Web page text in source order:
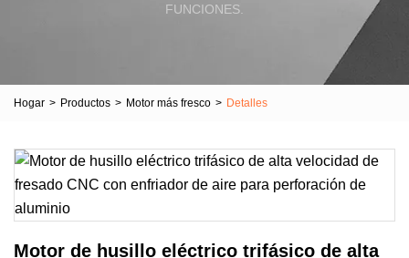
FUNCIONES.
Hogar > Productos > Motor más fresco > Detalles
Motor de husillo eléctrico trifásico de alta